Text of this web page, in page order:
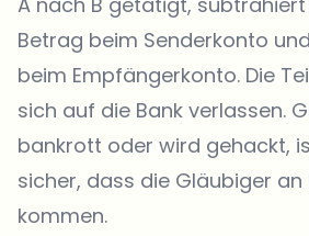
Betrag beim Senderkonto
beim Empfängerkonto. Die
sich auf die Bank verlassen.
bankrott oder wird gehackt,
sicher, dass die Gläubiger an
kommen.